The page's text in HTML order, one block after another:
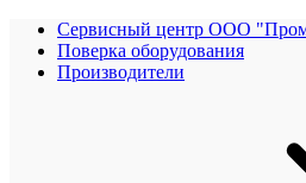
Сервисный центр ООО
Поверка оборудования
Производители